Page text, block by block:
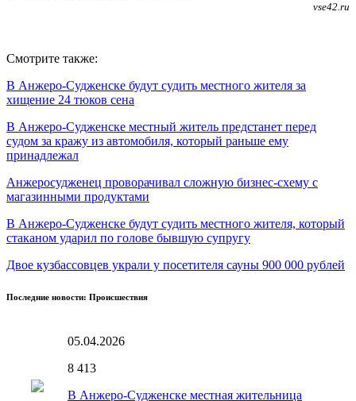
vse42.ru
Смотрите также:
В Анжеро-Судженске будут судить местного жителя за
хищение 24 тюков сена
В Анжеро-Судженске местный житель предстанет перед
судом за кражу из автомобиля, который раньше ему
принадлежал
Анжеросудженец проворачивал сложную бизнес-схему с
магазинными продуктами
В Анжеро-Судженске будут судить местного жителя, который
стаканом ударил по голове бывшую супругу
Двое кузбассовцев украли у посетителя сауны 900 000 рублей
Последние новости: Происшествия
05.04.2026
8 413
В Анжеро-Судженске местная жительница